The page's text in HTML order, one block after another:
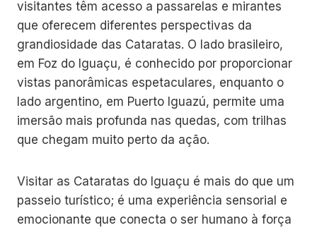
visitantes têm acesso a passarelas e mirantes
que oferecem diferentes perspectivas da
grandiosidade das Cataratas. O lado brasileiro,
em Foz do Iguaçu, é conhecido por proporcionar
vistas panorâmicas espetaculares, enquanto o
lado argentino, em Puerto Iguazú, permite uma
imersão mais profunda nas quedas, com trilhas
que chegam muito perto da ação.
Visitar as Cataratas do Iguaçu é mais do que um
passeio turístico; é uma experiência sensorial e
emocionante que conecta o ser humano à força